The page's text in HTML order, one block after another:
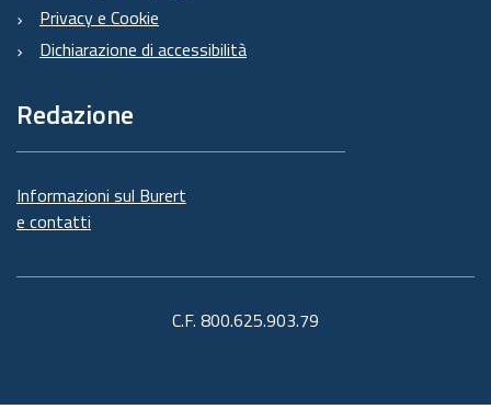
Privacy e Cookie
Dichiarazione di accessibilità
Redazione
Informazioni sul Burert
e contatti
C.F. 800.625.903.79